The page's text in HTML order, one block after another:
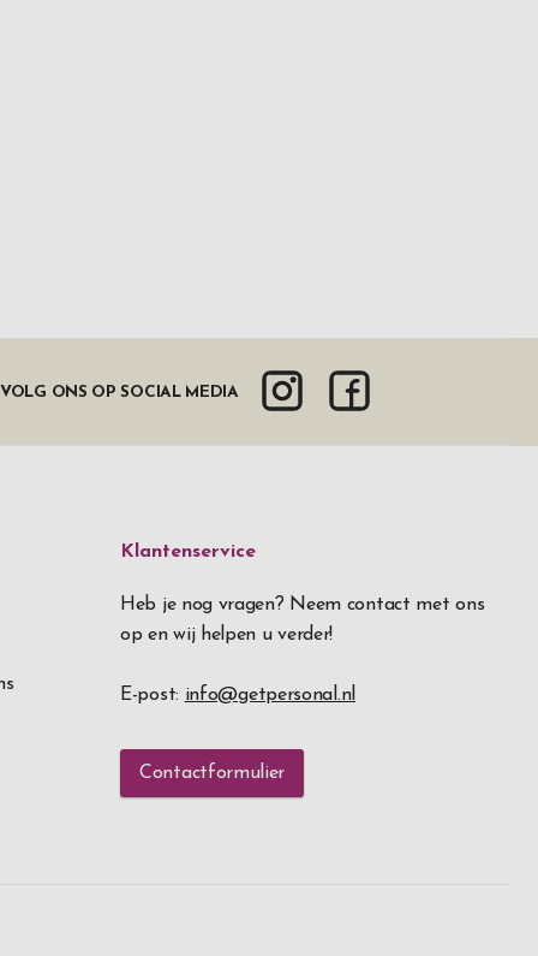
VOLG ONS OP SOCIAL MEDIA
Klantenservice
Heb je nog vragen? Neem contact met ons
op en wij helpen u verder!
E-post: info@getpersonal.nl
Contactformulier